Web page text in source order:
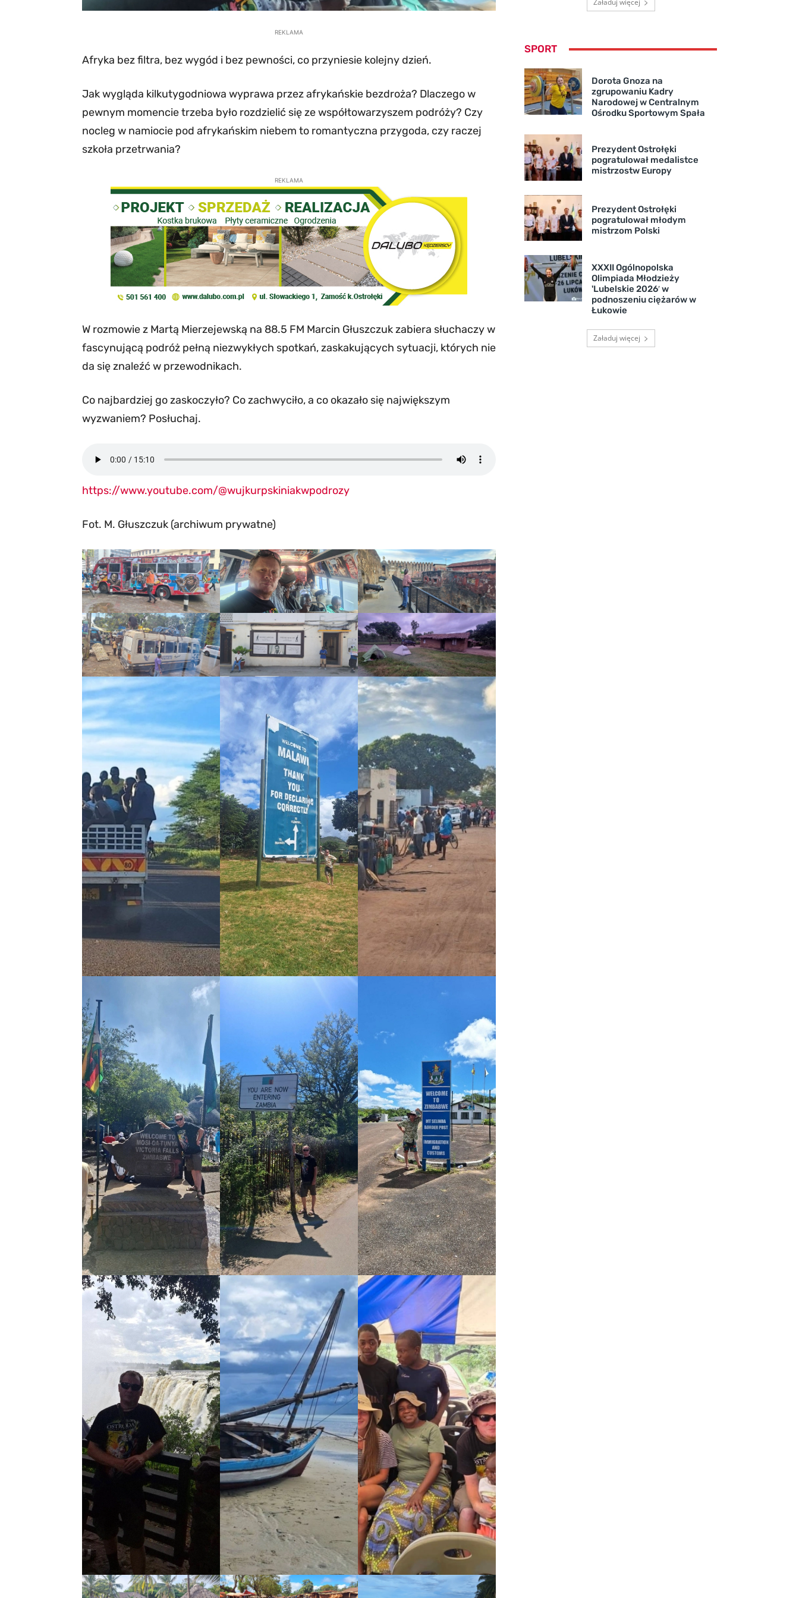
REKLAMA
Afryka bez filtra, bez wygód i bez pewności, co przyniesie kolejny dzień.
Jak wygląda kilkutygodniowa wyprawa przez afrykańskie bezdroża? Dlaczego w
pewnym momencie trzeba było rozdzielić się ze współtowarzyszem podróży? Czy
nocleg w namiocie pod afrykańskim niebem to romantyczna przygoda, czy raczej
szkoła przetrwania?
REKLAMA
W rozmowie z Martą Mierzejewską na 88.5 FM Marcin Głuszczuk zabiera słuchaczy w
fascynującą podróż pełną niezwykłych spotkań, zaskakujących sytuacji, których nie
da się znaleźć w przewodnikach.
Co najbardziej go zaskoczyło? Co zachwyciło, a co okazało się największym
wyzwaniem? Posłuchaj.
https://www.youtube.com/@wujkurpskiniakwpodrozy
Fot. M. Głuszczuk (archiwum prywatne)
Załaduj więcej
SPORT
Dorota Gnoza na
zgrupowaniu Kadry
Narodowej w Centralnym
Ośrodku Sportowym Spała
Prezydent Ostrołęki
pogratulował medalistce
mistrzostw Europy
Prezydent Ostrołęki
pogratulował młodym
mistrzom Polski
XXXII Ogólnopolska
Olimpiada Młodzieży
'Lubelskie 2026′ w
podnoszeniu ciężarów w
Łukowie
Załaduj więcej